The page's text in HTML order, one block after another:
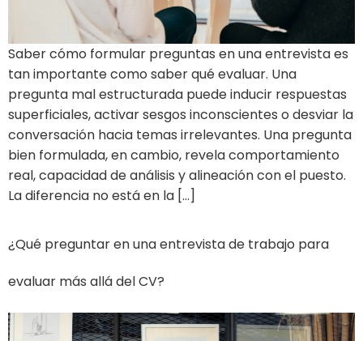
Saber cómo formular preguntas en una entrevista es
tan importante como saber qué evaluar. Una
pregunta mal estructurada puede inducir respuestas
superficiales, activar sesgos inconscientes o desviar la
conversación hacia temas irrelevantes. Una pregunta
bien formulada, en cambio, revela comportamiento
real, capacidad de análisis y alineación con el puesto.
La diferencia no está en la […]
¿Qué preguntar en una entrevista de trabajo para
evaluar más allá del CV?